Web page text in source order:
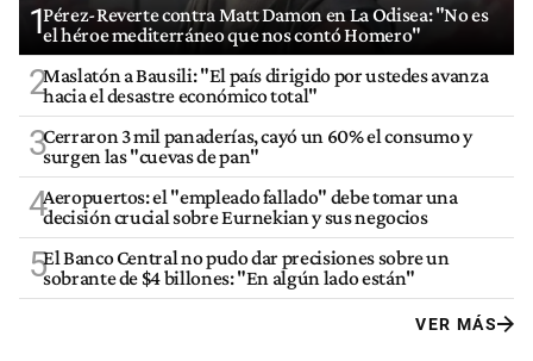
1Pérez-Reverte contra Matt Damon en La Odisea: "No es
el héroe mediterráneo que nos contó Homero"
2Maslatón a Bausili: "El país dirigido por ustedes avanza
hacia el desastre económico total"
3Cerraron 3 mil panaderías, cayó un 60% el consumo y
surgen las "cuevas de pan"
4Aeropuertos: el "empleado fallado" debe tomar una
decisión crucial sobre Eurnekian y sus negocios
5El Banco Central no pudo dar precisiones sobre un
sobrante de $4 billones: "En algún lado están"
VER MÁS